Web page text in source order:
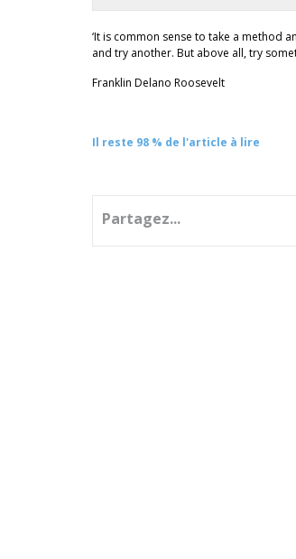
‘It is common sense to take a method
and try another. But above all, try
Franklin Delano Roosevelt
Il reste 98 % de l'article à lire
Partagez...